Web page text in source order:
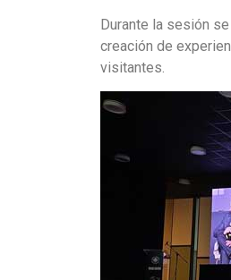
Durante la sesión
creación de
visitantes.